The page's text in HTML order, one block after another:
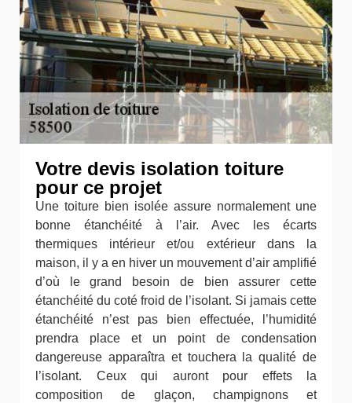
Votre devis isolation toiture
pour ce projet
Une toiture bien isolée assure normalement une
bonne étanchéité à l’air. Avec les écarts
thermiques intérieur et/ou extérieur dans la
maison, il y a en hiver un mouvement d’air amplifié
d’où le grand besoin de bien assurer cette
étanchéité du coté froid de l’isolant. Si jamais cette
étanchéité n’est pas bien effectuée, l’humidité
prendra place et un point de condensation
dangereuse apparaîtra et touchera la qualité de
l’isolant. Ceux qui auront pour effets la
composition de glaçon, champignons et